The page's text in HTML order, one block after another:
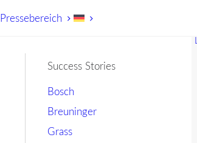
Pressebereich
Success Stories
Bosch
Breuninger
Grass